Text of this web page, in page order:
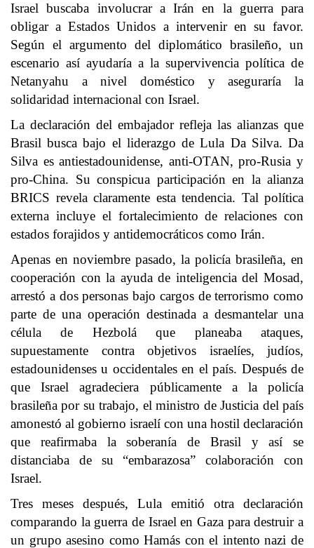
Israel buscaba involucrar a Irán en la guerra para
obligar a Estados Unidos a intervenir en su favor.
Según el argumento del diplomático brasileño, un
escenario así ayudaría a la supervivencia política de
Netanyahu a nivel doméstico y aseguraría la
solidaridad internacional con Israel.
La declaración del embajador refleja las alianzas que
Brasil busca bajo el liderazgo de Lula Da Silva. Da
Silva es antiestadounidense, anti-OTAN, pro-Rusia y
pro-China. Su conspicua participación en la alianza
BRICS revela claramente esta tendencia. Tal política
externa incluye el fortalecimiento de relaciones con
estados forajidos y antidemocráticos como Irán.
Apenas en noviembre pasado, la policía brasileña, en
cooperación con la ayuda de inteligencia del Mosad,
arrestó a dos personas bajo cargos de terrorismo como
parte de una operación destinada a desmantelar una
célula de Hezbolá que planeaba ataques,
supuestamente contra objetivos israelíes, judíos,
estadounidenses u occidentales en el país. Después de
que Israel agradeciera públicamente a la policía
brasileña por su trabajo, el ministro de Justicia del país
amonestó al gobierno israelí con una hostil declaración
que reafirmaba la soberanía de Brasil y así se
distanciaba de su “embarazosa” colaboración con
Israel.
Tres meses después, Lula emitió otra declaración
comparando la guerra de Israel en Gaza para destruir a
un grupo asesino como Hamás con el intento nazi de